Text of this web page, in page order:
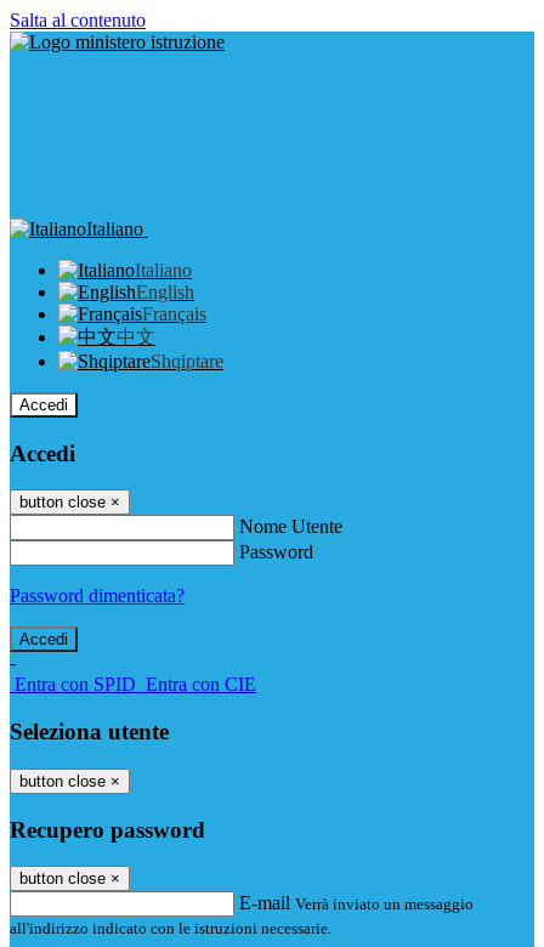
Salta al contenuto
Italiano
Italiano
English
Français
中文
Shqiptare
Accedi
Accedi
button close ×
Nome Utente
Password
Password dimenticata?
-
Entra con SPID Entra con CIE
Seleziona utente
button close ×
Recupero password
button close ×
E-mail Verrà inviato un messaggio
all'indirizzo indicato con le istruzioni necessarie.